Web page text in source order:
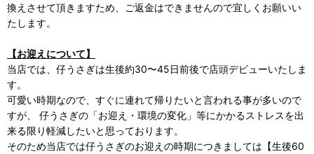
換えさせて頂きますため、ご返金はできませんので宜しくお願いい
たします。
【お迎えについて】
当店では、仔うさぎは生後約30〜45日前後で店頭デビューいたしま
す。
可愛い時期なので、すぐに連れて帰りたいと言われる事が多いので
すが、 仔うさぎの「お迎え・環境の変化」等にかかるストレスを出
来る限り軽減したいと思っております。
そのため当店では仔うさぎのお迎えの時期につきましては【生後60